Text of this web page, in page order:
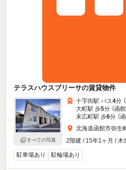
テラスハウスブリーサの賃貸物件
すべての写真
十字街駅 バス4分
大町駅 歩5分 （函
末広町駅 歩6分 （
北海道函館市弥生
2階建 / 15年1ヶ月 / 木
駐車場あり 駐輪場あり